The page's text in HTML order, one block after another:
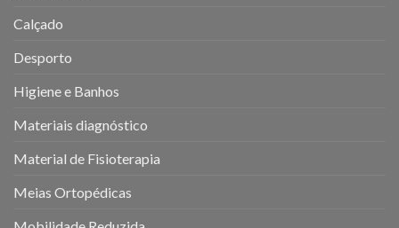
Calçado
Desporto
Higiene e Banhos
Materiais diagnóstico
Material de Fisioterapia
Meias Ortopédicas